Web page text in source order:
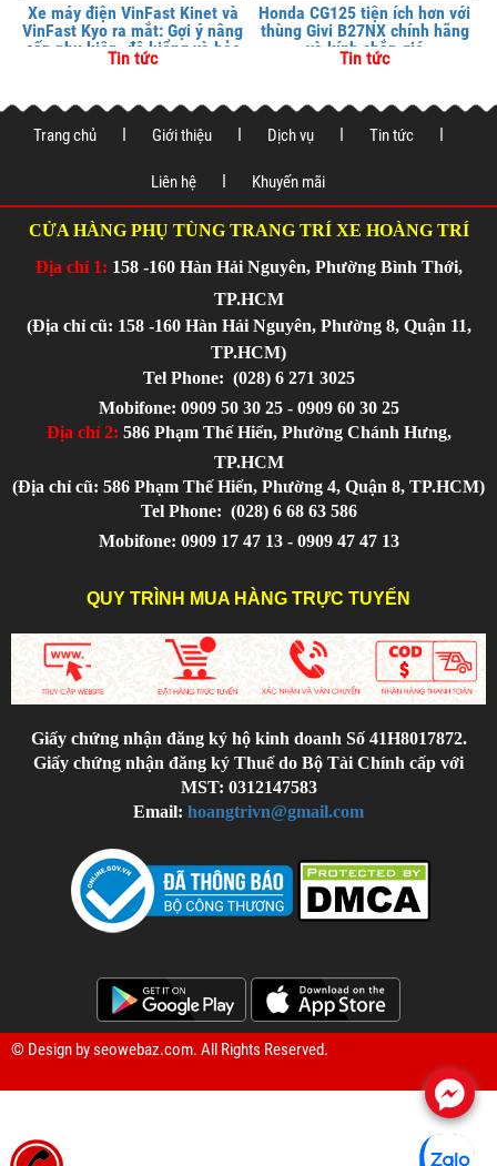
Xe máy điện VinFast Kinet và
VinFast Kyo ra mắt: Gợi ý nâng
cấp phụ kiện, độ kiểng và bảo
vệ xe tại
Tin tức
Honda CG125 tiện ích hơn với
thùng Givi B27NX chính hãng
và kính chắn gió
Tin tức
Trang chủ Giới thiệu Dịch vụ Tin tức
Liên hệ Khuyến mãi
CỬA HÀNG PHỤ TÙNG TRANG TRÍ XE HOÀNG TRÍ
Địa chỉ 1: 158 -160 Hàn Hải Nguyên, Phường Bình Thới,
TP.HCM
(Địa chỉ cũ: 158 -160 Hàn Hải Nguyên, Phường 8, Quận 11,
TP.HCM)
Tel Phone: (028) 6 271 3025
Mobifone: 0909 50 30 25 - 0909 60 30 25
Địa chỉ 2: 586 Phạm Thế Hiển, Phường Chánh Hưng,
TP.HCM
(Địa chỉ cũ: 586 Phạm Thế Hiển, Phường 4, Quận 8, TP.HCM)
Tel Phone: (028) 6 68 63 586
Mobifone: 0909 17 47 13 - 0909 47 47 13
QUY TRÌNH MUA HÀNG TRỰC TUYẾN
Giấy chứng nhận đăng ký hộ kinh doanh Số 41H8017872.
Giấy chứng nhận đăng ký Thuế do Bộ Tài Chính cấp với
MST: 0312147583
Email: hoangtrivn@gmail.com
© Design byseowebaz.com. All Rights Reserved.
.